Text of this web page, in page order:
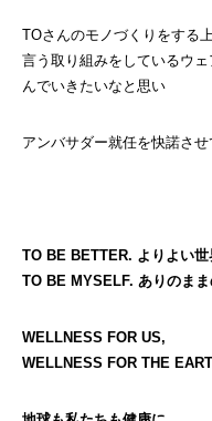
TOさんのモノづくりをする
言う取り組みをしているウ
んでいきたいなと思い
アンバサダー就任を快諾させ
TO BE BETTER. よりよい世
TO BE MYSELF. ありのまま
WELLNESS FOR US,
WELLNESS FOR THE